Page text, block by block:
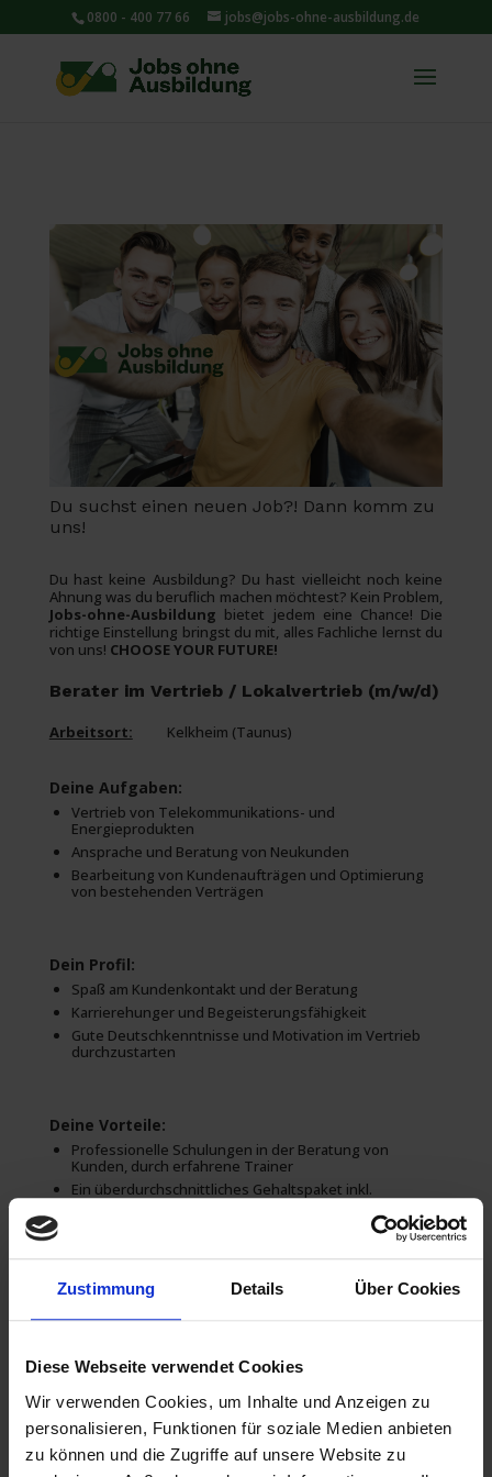
Zustimmung Details Über Cookies
Diese Webseite verwendet Cookies
Wir verwenden Cookies, um Inhalte und Anzeigen zu
personalisieren, Funktionen für soziale Medien anbieten
zu können und die Zugriffe auf unsere Website zu
0800 - 400 77 66 jobs@jobs-ohne-ausbildung.de
Du suchst einen neuen Job?! Dann komm zu
uns!
Du hast keine Ausbildung? Du hast vielleicht noch keine
Ahnung was du beruflich machen möchtest? Kein Problem,
Jobs-ohne-Ausbildung bietet jedem eine Chance! Die
richtige Einstellung bringst du mit, alles Fachliche lernst du
von uns! CHOOSE YOUR FUTURE!
Berater im Vertrieb / Lokalvertrieb (m/w/d)
Arbeitsort: Kelkheim (Taunus)
Deine Aufgaben:
Vertrieb von Telekommunikations- und
Energieprodukten
Ansprache und Beratung von Neukunden
Bearbeitung von Kundenaufträgen und Optimierung
von bestehenden Verträgen
Dein Profil:
Spaß am Kundenkontakt und der Beratung
Karrierehunger und Begeisterungsfähigkeit
Gute Deutschkenntnisse und Motivation im Vertrieb
durchzustarten
Deine Vorteile:
Professionelle Schulungen in der Beratung von
Kunden, durch erfahrene Trainer
Ein überdurchschnittliches Gehaltspaket inkl.
Incentives
Nutze den Moment und bewirb Dich jetzt!
Du kannst Dich sofort und auch ohne Lebenslauf (wenn Du
ihn nicht griffbereit hast) in dem Formular in dieser
Stellenanzeige bewerben.
Schreibe uns eine Mailjobs@jobs-ohne-ausbildung.de
oder – wenn Du nur 1 Minute Zeit hast – bewirb Dich auf
WhatsApp unter: 0800/4007766